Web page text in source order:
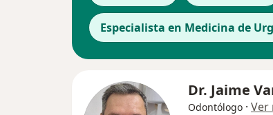
Especialista en Medicina de
Dr. Jaime
Odontólogo · Ver